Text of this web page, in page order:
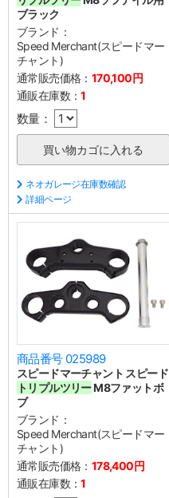
ブラック
ブランド：
Speed Merchant(スピードマー
チャント)
通常販売価格： 170,100円
通販在庫数：1
数量：
ネオガレージ在庫数確認
詳細ページ
商品番号 025989
スピードマーチャント スピード
トリプルツリーM8ファットボ
ブ
ブランド：
Speed Merchant(スピードマー
チャント)
通常販売価格： 178,400円
通販在庫数：1